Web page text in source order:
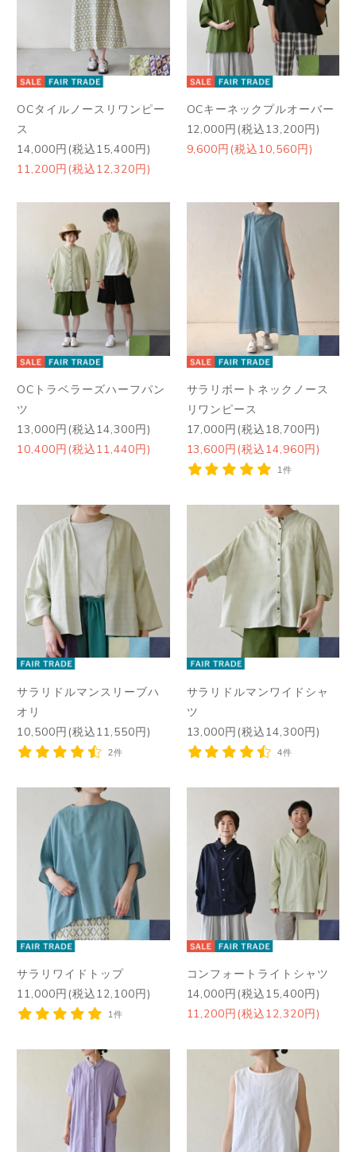
OCタイルノースリワンピー
ス
14,000円(税込15,400円)
11,200円(税込12,320円)
OCキーネックプルオーバー
12,000円(税込13,200円)
9,600円(税込10,560円)
OCトラベラーズハーフパン
ツ
13,000円(税込14,300円)
10,400円(税込11,440円)
サラリボートネックノース
リワンピース
17,000円(税込18,700円)
13,600円(税込14,960円)
1件
サラリドルマンスリーブハ
オリ
10,500円(税込11,550円)
2件
サラリドルマンワイドシャ
ツ
13,000円(税込14,300円)
4件
サラリワイドトップ
11,000円(税込12,100円)
1件
コンフォートライトシャツ
14,000円(税込15,400円)
11,200円(税込12,320円)